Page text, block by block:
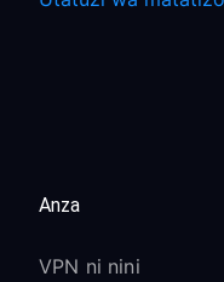
Anza
VPN ni nini